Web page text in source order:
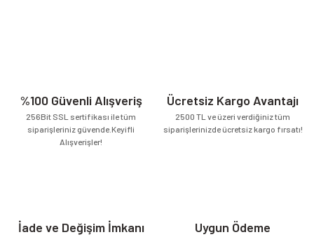
%100 Güvenli Alışveriş
256Bit SSL sertifikası ile tüm
siparişleriniz güvende.Keyifli
Alışverişler!
Ücretsiz Kargo Avantajı
2500 TL ve üzeri verdiğiniz tüm
siparişlerinizde ücretsiz kargo fırsatı!
İade ve Değişim İmkanı
Uygun Ödeme